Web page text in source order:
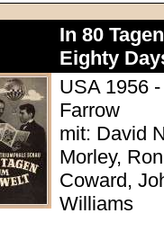
In 80
Eighty
USA 1956
Farrow
mit: David
Morley,
Coward,
Williams